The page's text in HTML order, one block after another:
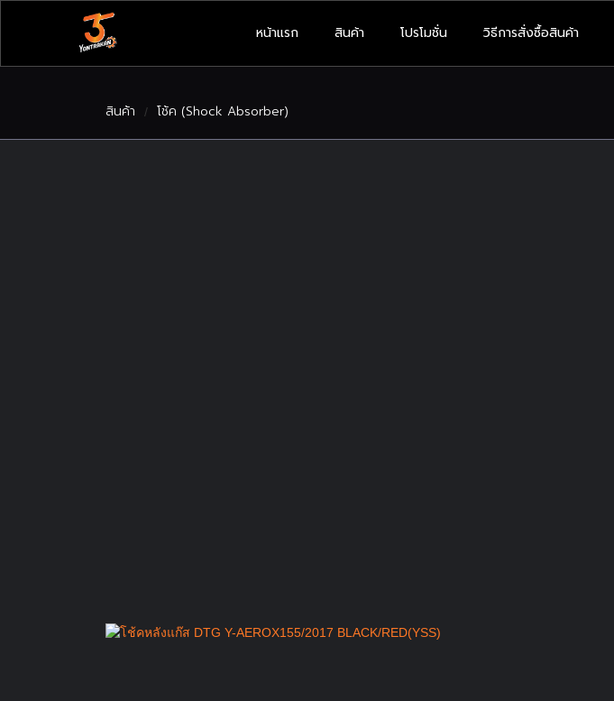
หน้าแรก สินค้า โปรโมชั่น วิธีการสั่งซื้อสินค้า
สินค้า / โช้ค (Shock Absorber)